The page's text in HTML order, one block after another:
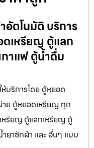
ตโนมัติ บริการ
เหรียญ ตู้แลก
าแฟ ตู้น้ำดื่ม
บริการโดย ตู้หยอด
ย ตู้หยอดเหรียญ ทุก
หรียญ ตู้แลกเหรียญ ตู้
ยาซักผ้า และ อื่นๆ แบบ